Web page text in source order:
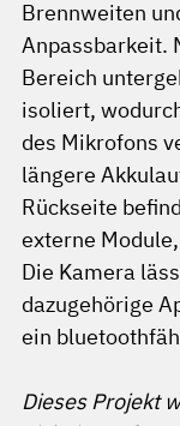
Brennweiten
Anpassbarkeit.
Bereich
isoliert,
des Mikrofons
längere
Rückseite
externe
Die Kamera
dazugehörige
ein
Dieses Projekt